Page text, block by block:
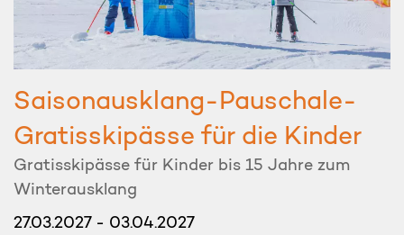
Saisonausklang-Pauschale-
Gratisskipässe für die Kinder
Gratisskipässe für Kinder bis 15 Jahre zum
Winterausklang
27.03.2027 - 03.04.2027